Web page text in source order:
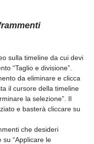
sulla timeline da cui devi
“Taglio e divisione”.
da eliminare e clicca
il cursore della timeline
la selezione”. Il
e basterà cliccare su
che desideri
“Applicare le